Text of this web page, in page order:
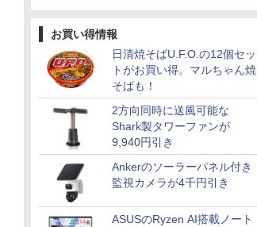
お買い得情報
日清焼そばU.F.O.の12個セッ
トがお買い得。マルちゃん焼
そばも！
2方向同時に送風可能な
Shark製タワーファンが
9,940円引き
Ankerのソーラーパネル付き
監視カメラが4千円引き
ASUSのRyzen AI搭載ノート